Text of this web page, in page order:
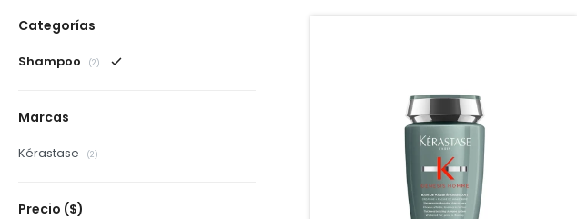
Categorías
Shampoo (2)
Marcas
Kérastase (2)
Precio ($)